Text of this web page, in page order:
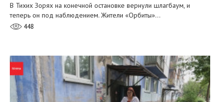
В Тихих Зорях на конечной остановке вернули шлагбаум, и
теперь он под наблюдением. Жители «Орбиты»…
448